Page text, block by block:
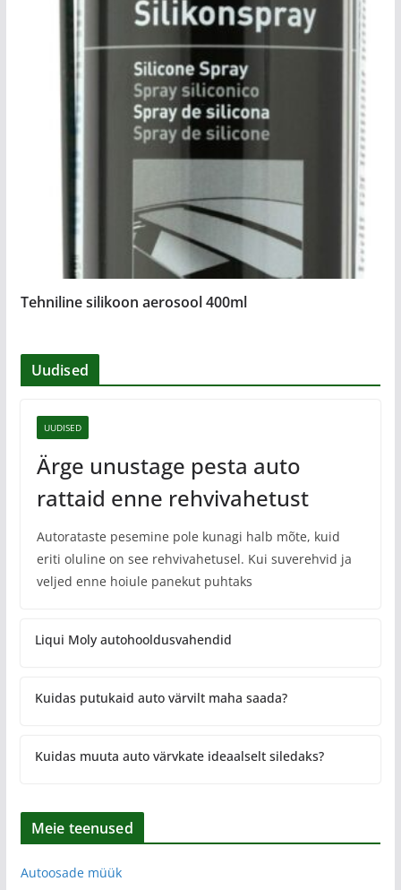
Tehniline silikoon aerosool 400ml
Uudised
UUDISED
Ärge unustage pesta auto
rattaid enne rehvivahetust
Autorataste pesemine pole kunagi halb mõte, kuid
eriti oluline on see rehvivahetusel. Kui suverehvid ja
veljed enne hoiule panekut puhtaks
Liqui Moly autohooldusvahendid
Kuidas putukaid auto värvilt maha saada?
Kuidas muuta auto värvkate ideaalselt siledaks?
Meie teenused
Autoosade müük